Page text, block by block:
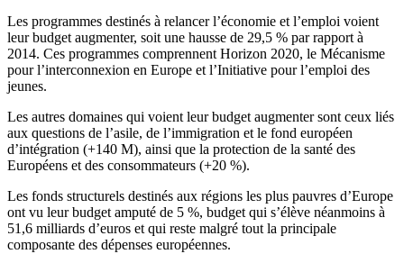
Les programmes destinés à relancer l’économie et l’emploi voient
leur budget augmenter, soit une hausse de 29,5 % par rapport à
2014. Ces programmes comprennent Horizon 2020, le Mécanisme
pour l’interconnexion en Europe et l’Initiative pour l’emploi des
jeunes.
Les autres domaines qui voient leur budget augmenter sont ceux liés
aux questions de l’asile, de l’immigration et le fond européen
d’intégration (+140 M), ainsi que la protection de la santé des
Européens et des consommateurs (+20 %).
Les fonds structurels destinés aux régions les plus pauvres d’Europe
ont vu leur budget amputé de 5 %, budget qui s’élève néanmoins à
51,6 milliards d’euros et qui reste malgré tout la principale
composante des dépenses européennes.